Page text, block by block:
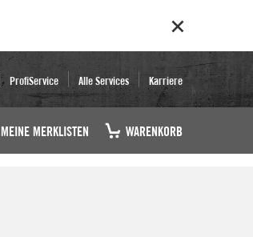
ProfiService Alle Services Karriere
MEINE MERKLISTEN WARENKORB